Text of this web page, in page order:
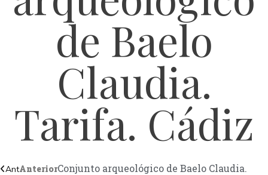
de Baelo
Claudia.
Tarifa. Cádiz
AntAnteriorConjunto arqueológico de Baelo Claudia.